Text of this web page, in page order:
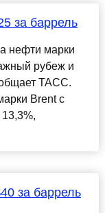
за баррель
нефти марки
рубеж и
ТАСС.
Brent с
за баррель